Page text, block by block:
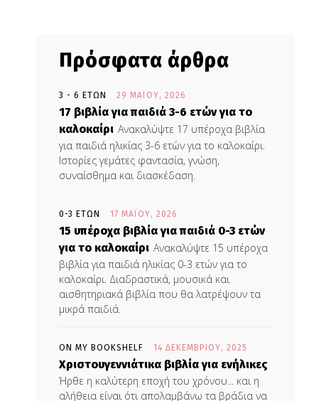
Πρόσφατα άρθρα
3 - 6 ΕΤΏΝ 29 ΜΑΪ́ΟΥ, 2026
17 βιβλία για παιδιά 3-6 ετών για το
καλοκαίρι Ανακαλύψτε 17 υπέροχα βιβλία
για παιδιά ηλικίας 3-6 ετών για το καλοκαίρι.
Ιστορίες γεμάτες φαντασία, γνώση,
συναίσθημα και διασκέδαση.
0-3 ΕΤΏΝ 17 ΜΑΪ́ΟΥ, 2026
15 υπέροχα βιβλία για παιδιά 0-3 ετών
για το καλοκαίρι Ανακαλύψτε 15 υπέροχα
βιβλία για παιδιά ηλικίας 0-3 ετών για το
καλοκαίρι. Διαδραστικά, μουσικά και
αισθητηριακά βιβλία που θα λατρέψουν τα
μικρά παιδιά.
ON MY BOOKSHELF 14 ΔΕΚΕΜΒΡΊΟΥ, 2025
Χριστουγεννιάτικα βιβλία για ενήλικες
Ήρθε η καλύτερη εποχή του χρόνου... και η
αλήθεια είναι ότι απολαμβάνω τα βράδια να